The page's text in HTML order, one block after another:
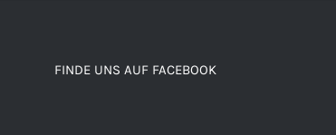
FINDE UNS AUF FACEBOOK